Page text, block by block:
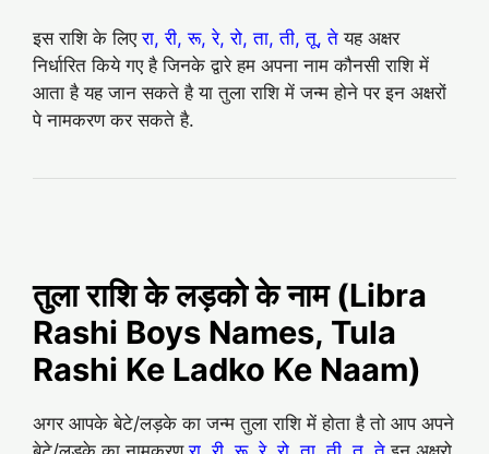
इस राशि के लिएरा, री, रू, रे, रो, ता, ती, तू, ते यह अक्षर
निर्धारित किये गए है जिनके द्वारे हम अपना नाम कौनसी राशि में
आता है यह जान सकते है या तुला राशि में जन्म होने पर इन अक्षरों
पे नामकरण कर सकते है.
तुला राशि के लड़को के नाम (Libra
Rashi Boys Names, Tula
Rashi Ke Ladko Ke Naam)
अगर आपके बेटे/लड़के का जन्म तुला राशि में होता है तो आप अपने